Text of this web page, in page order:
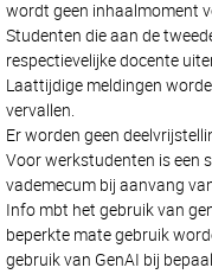
wordt geen inhaalmoment
Studenten die aan de
respectievelijke docente
Laattijdige meldingen
vervallen.
Er worden geen
Voor werkstudenten is een
vademecum bij aanvang
Info mbt het gebruik van
beperkte mate gebruik
gebruik van GenAI bij